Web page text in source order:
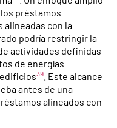
préstamos
alineadas con la
podría restringir la
actividades definidas
de energías
39 . Este alcance
antes de una
alineados con